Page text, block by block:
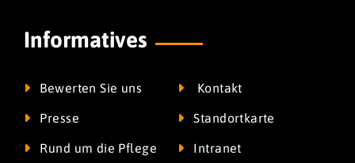
Informatives
Bewerten Sie uns Kontakt
Presse Standortkarte
Rund um die Pflege Intranet